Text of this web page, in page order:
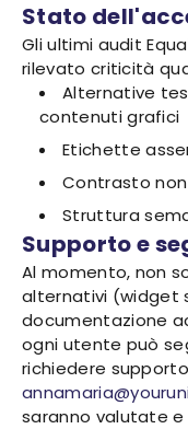
Stato
Gli ultimi audit
rilevato criticità
Alternative
contenuti grafici
Etichette
Contrasto
Struttura
Supporto e
Al momento, non
alternativi (widget
documentazione
ogni utente può
richiedere
saranno valutate